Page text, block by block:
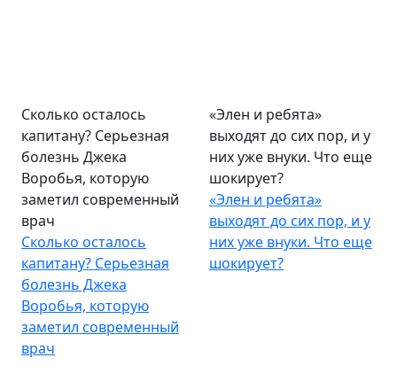
Сколько осталось
капитану? Серьезная
болезнь Джека
Воробья, которую
заметил современный
врач
Сколько осталось
капитану? Серьезная
болезнь Джека
Воробья, которую
заметил современный
врач
«Элен и ребята»
выходят до сих пор, и у
них уже внуки. Что еще
шокирует?
«Элен и ребята»
выходят до сих пор, и у
них уже внуки. Что еще
шокирует?